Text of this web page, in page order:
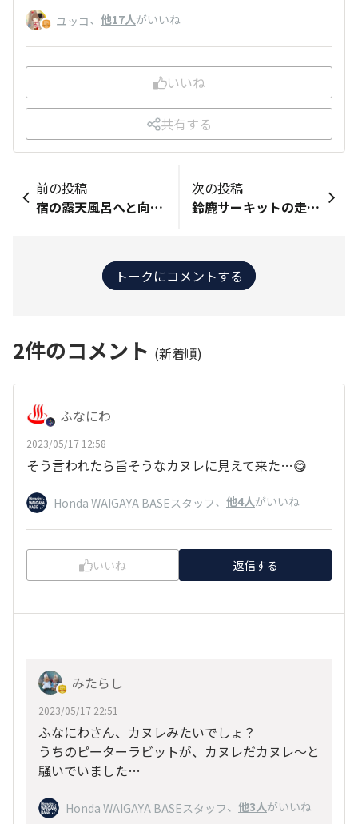
ユッコ、 他17人がいいね
いいね
共有する
前の投稿
宿の露天風呂へと向かう廊下には別のポスターが…。当ポスターの種類、もしかして小生の雨晴海岸物語の数より多いんかも…😵 （とぅ びー こんてぃにゅーでゅ）
次の投稿
鈴鹿サーキットの走行イベントに行った際は、時間が許せば周辺を観光します。 年に７～８回は伺うので、そろそろ近郊の観光先の種も尽きかけて 定番の『お伊勢参り』が多くなりがち…。 その際に泊まらせて頂くのが【志摩地中海村】です。 そうこうしていると、メールマガジンで魅力的なご案内が届きました。 『1日1組・平日限定 お一人様1泊300円』 https://www.puebloamigo.jp/ 今週末は、妻（参加者）のお供（同伴者）で鈴鹿サーキットです。 申込んで、当選したら『お伊勢参り』『英虞湾クルーズ』が待ってますが 今月は【Honda WAIGAYA BASE】で運を使っちゃったからナ～ 写真は去年の3月、コロナ禍たっだので空いてました。 🧿
トークにコメントする
2件のコメント (新着順)
ふなにわ
2023/05/17 12:58
そう言われたら旨そうなカヌレに見えて来た…😋
Honda WAIGAYA BASEスタッフ、 他4人がいいね
いいね 返信する
みたらし
2023/05/17 22:51
ふなにわさん、カヌレみたいでしょ？
うちのピーターラビットが、カヌレだカヌレ～と
騒いでいました…
Honda WAIGAYA BASEスタッフ、 他3人がいいね